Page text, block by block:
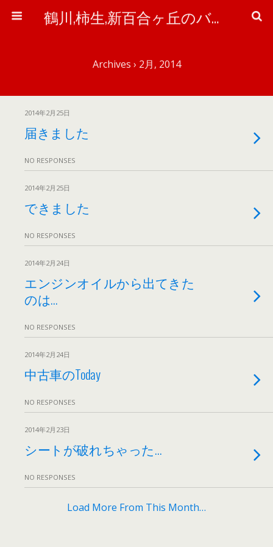
鶴川,柿生,新百合ヶ丘のバイク＆自転車屋さん「ワイズ・ピット」のブログ
Archives › 2月, 2014
2014年2月25日
届きました
NO RESPONSES
2014年2月25日
できました
NO RESPONSES
2014年2月24日
エンジンオイルから出てきた
のは…
NO RESPONSES
2014年2月24日
中古車のToday
NO RESPONSES
2014年2月23日
シートが破れちゃった…
NO RESPONSES
Load More From This Month…